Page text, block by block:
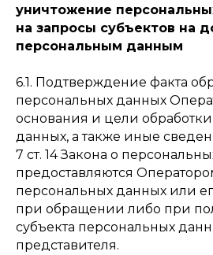
уничтожение
на запросы субъектов на
персональным данным
6.1. Подтверждение факта
персональных данных
основания и цели
данных, а также иные
7 ст. 14 Закона о
предоставляются
персональных данных или
при обращении либо при
субъекта персональных
представителя.